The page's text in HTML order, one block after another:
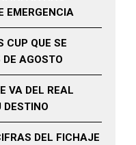
EMERGENCIA
CUP QUE SE
AGOSTO
VA DEL REAL
DESTINO
DEL FICHAJE